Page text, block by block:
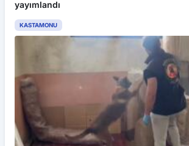
yayımlandı
KASTAMONU